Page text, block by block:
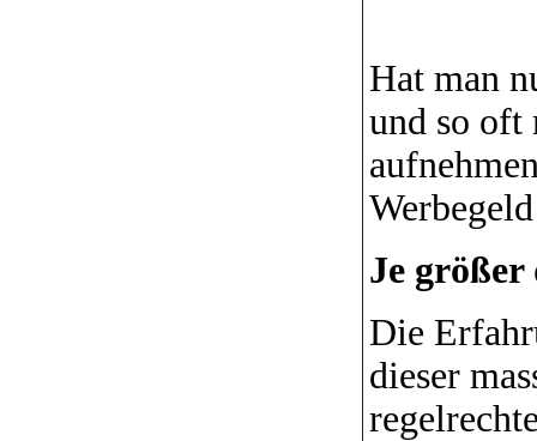
Hat man
und so oft
Je größer
Die
dieser